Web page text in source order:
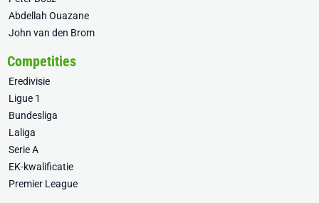
Abdellah Ouazane
John van den Brom
Competities
Eredivisie
Ligue 1
Bundesliga
Laliga
Serie A
EK-kwalificatie
Premier League